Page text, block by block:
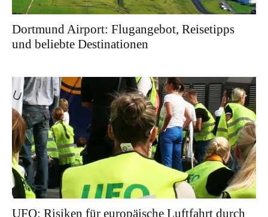
Dortmund Airport: Flugangebot, Reisetipps
und beliebte Destinationen
UFO: Risiken für europäische Luftfahrt durch